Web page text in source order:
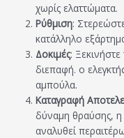
χωρίς ελαττώματα.
Ρύθμιση:
κατάλληλο
Δοκιμές:
διεπαφή. ο
αμπούλα.
Καταγραφή
δύναμη θραύσης,
αναλυθεί